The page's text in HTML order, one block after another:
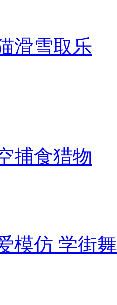
滑雪取乐
捕食猎物
模仿 学街